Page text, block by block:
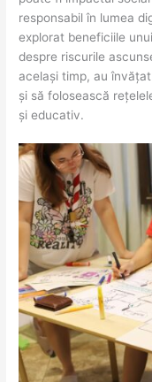
responsabil în lumea
explorat beneficiile
despre riscurile
același timp, au
și să folosească
și educativ.